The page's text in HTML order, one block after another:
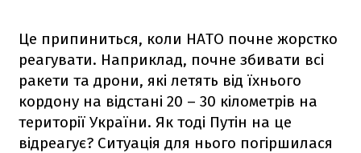
Це припиниться, коли НАТО почне жорстко
реагувати. Наприклад, почне збивати всі
ракети та дрони, які летять від їхнього
кордону на відстані 20 – 30 кілометрів на
території України. Як тоді Путін на це
відреагує? Ситуація для нього погіршилася